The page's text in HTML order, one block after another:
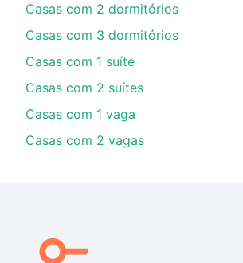
um apartamento e conte com a
Casas com 2 dormitórios
Casas com 3 dormitórios
Casas com 1 suíte
Casas com 2 suítes
Casas com 1 vaga
Casas com 2 vagas